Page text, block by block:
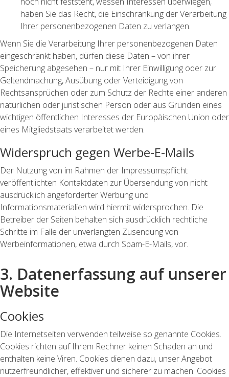
haben Sie das Recht, die Einschränkung der Verarbeitung
Ihrer personenbezogenen Daten zu verlangen.
Wenn Sie die Verarbeitung Ihrer personenbezogenen Daten
eingeschränkt haben, dürfen diese Daten – von ihrer
Speicherung abgesehen – nur mit Ihrer Einwilligung oder zur
Geltendmachung, Ausübung oder Verteidigung von
Rechtsansprüchen oder zum Schutz der Rechte einer anderen
natürlichen oder juristischen Person oder aus Gründen eines
wichtigen öffentlichen Interesses der Europäischen Union oder
eines Mitgliedstaats verarbeitet werden.
Widerspruch gegen Werbe-E-Mails
Der Nutzung von im Rahmen der Impressumspflicht
veröffentlichten Kontaktdaten zur Übersendung von nicht
ausdrücklich angeforderter Werbung und
Informationsmaterialien wird hiermit widersprochen. Die
Betreiber der Seiten behalten sich ausdrücklich rechtliche
Schritte im Falle der unverlangten Zusendung von
Werbeinformationen, etwa durch Spam-E-Mails, vor.
3. Datenerfassung auf unserer
Website
Cookies
Die Internetseiten verwenden teilweise so genannte Cookies.
Cookies richten auf Ihrem Rechner keinen Schaden an und
enthalten keine Viren. Cookies dienen dazu, unser Angebot
nutzerfreundlicher, effektiver und sicherer zu machen. Cookies